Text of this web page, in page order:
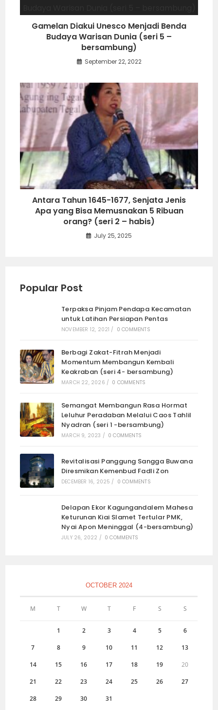
Gamelan Diakui Unesco Menjadi Benda
Budaya Warisan Dunia (seri 5 –
bersambung)
September 22, 2022
Antara Tahun 1645-1677, Senjata Jenis
Apa yang Bisa Memusnakan 5 Ribuan
orang? (seri 2 – habis)
July 25, 2025
Popular Post
Terpaksa Pinjam Pendapa Kecamatan
untuk Latihan Persiapan Pentas
NOVEMBER 12, 2021 / 0 COMMENTS
Berbagi Zakat-Fitrah Menjadi
Momentum Membangun Kembali
Keakraban (seri 4- bersambung)
MARCH 22, 2026 / 0 COMMENTS
Semangat Membangun Rasa Hormat
Leluhur Peradaban Melalui Caos Tahlil
Nyadran (seri 1 -bersambung)
MARCH 9, 2023 / 0 COMMENTS
Revitalisasi Panggung Sangga Buwana
Diresmikan Kemenbud Fadli Zon
DECEMBER 16, 2025 / 0 COMMENTS
Delapan Ekor Kagungandalem Mahesa
Keturunan Kiai Slamet Tertular PMK,
Nyai Apon Meninggal (4-bersambung)
JULY 26, 2022 / 0 COMMENTS
OCTOBER 2024
M T W T F S S
1 2 3 4 5 6
7 8 9 10 11 12 13
14 15 16 17 18 19 20
21 22 23 24 25 26 27
28 29 30 31